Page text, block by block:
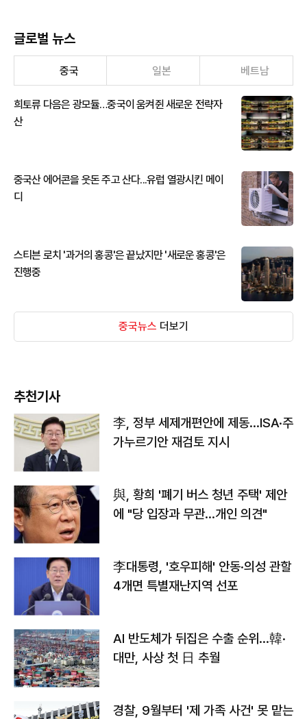
글로벌 뉴스
중국 일본 베트남
희토류 다음은 광모듈…중국이 움켜쥔 새로운 전략자
산
중국산 에어콘을 웃돈 주고 산다...유럽 열광시킨 메이
디
스티븐 로치 '과거의 홍콩'은 끝났지만 '새로운 홍콩'은
진행중
중국뉴스 더보기
추천기사
李, 정부 세제개편안에 제동…ISA·주
가누르기안 재검토 지시
與, 황희 '폐기 버스 청년 주택' 제안
에 "당 입장과 무관…개인 의견"
李대통령, '호우피해' 안동·의성 관할
4개면 특별재난지역 선포
AI 반도체가 뒤집은 수출 순위…韓·
대만, 사상 첫 日 추월
경찰, 9월부터 '제 가족 사건' 못 맡는